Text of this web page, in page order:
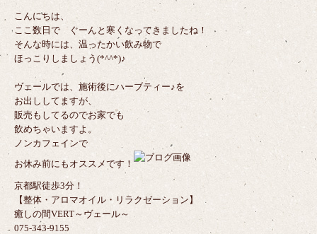
こんにちは、
ここ数日で ぐーんと寒くなってきましたね！
そんな時には、温ったかい飲み物で
ほっこりしましょう(*^^*)♪
ヴェールでは、施術後にハーブティー♪を
お出ししてますが、
販売もしてるのでお家でも
飲めちゃいますよ。
ノンカフェインで
お休み前にもオススメです！
京都駅徒歩3分！
【整体・アロマオイル・リラクゼーション】
癒しの間VERT～ヴェール～
075-343-9155